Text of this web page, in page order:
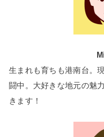
生まれも育ちも港南台。
闘中。大好きな地元の魅
きます！